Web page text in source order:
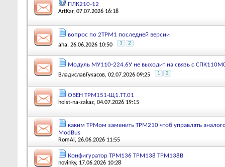
ПЛК210-12
ArtKar, 07.07.2026 16:18
вопрос по 2ТРМ1 последней версии
aha, 26.06.2026 10:50 1 2
Модуль МУ110-224.6У не выходит на связь с
ВладиславГукасов, 02.07.2026 09:25 1 2
ОВЕН ТРМ151-Щ1.ТТ.01
holst-na-zakaz, 04.07.2026 19:15
каким ТРМом заменить ТРМ210 чтоб управлять
ModBus
RomAl , 26.06.2026 11:55
Конфигуратор ТРМ136 ТРМ138 ТРМ138В
novinky, 17.06.2026 10:28